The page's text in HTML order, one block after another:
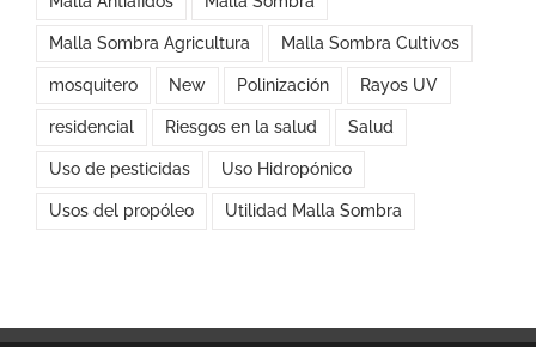
Malla Sombra Agricultura Malla Sombra Cultivos
mosquitero New Polinización Rayos UV
residencial Riesgos en la salud Salud
Uso de pesticidas Uso Hidropónico
Usos del propóleo Utilidad Malla Sombra